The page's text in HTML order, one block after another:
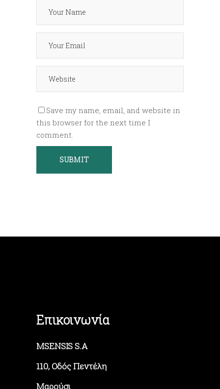
Save my name, email, and website in
this browser for the next time I
comment.
Επικοινωνία
MSENSIS S.A
110, Οδός Πεντέλη
Μαρούσι